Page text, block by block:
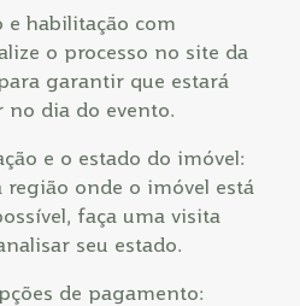
e habilitação com
o processo no site da
garantir que estará
dia do evento.
e o estado do imóvel:
região onde o imóvel está
faça uma visita
seu estado.
de pagamento: